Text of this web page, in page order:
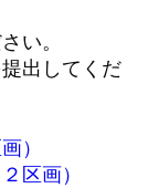
い。
出してくだ
）
区画）